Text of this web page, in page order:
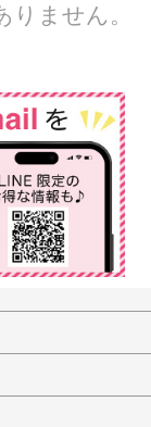
ません。